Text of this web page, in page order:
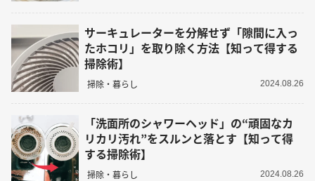
サーキュレーターを分解せず「隙間に入っ
たホコリ」を取り除く方法【知って得する
掃除術】
掃除・暮らし 2024.08.26
「洗面所のシャワーヘッド」の“頑固なカ
リカリ汚れ”をスルンと落とす【知って得
する掃除術】
掃除・暮らし 2024.08.26